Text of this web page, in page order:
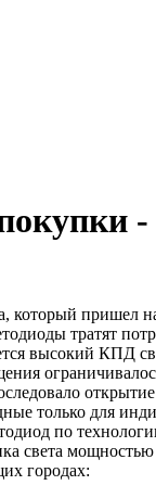
-
пришел
тратят
высокий КПД
только для
по
света
городах: